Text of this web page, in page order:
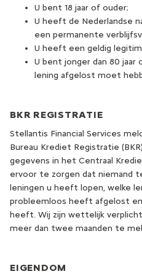
U bent 18 jaar of ouder;
U heeft de Nederlandse
een permanente
U heeft een geldig
U bent jonger dan 80
lening afgelost moet
BKR REGISTRATIE
Stellantis Financial Services
Bureau Krediet Registratie
gegevens in het Centraal
ervoor te zorgen dat niemand
leningen u heeft lopen, welke
probleemloos heeft afgelost
heeft. Wij zijn wettelijk
meer dan twee maanden te
EIGENDOM